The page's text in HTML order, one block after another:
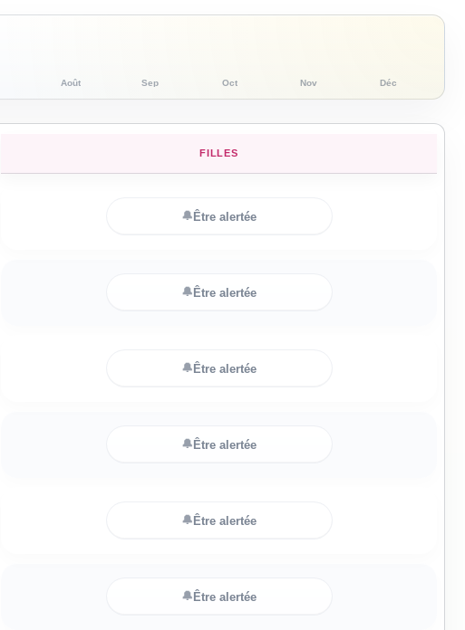
Août Sep Oct Nov Déc
FILLES
🔔Être alertée
🔔Être alertée
🔔Être alertée
🔔Être alertée
🔔Être alertée
🔔Être alertée